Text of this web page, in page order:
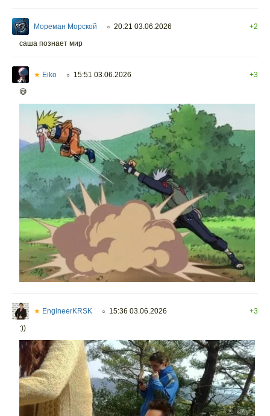
Мореман Морской ○ 20:21 03.06.2026
+2
саша познает мир
★ Eiko ○ 15:51 03.06.2026
+3
😅
★ EngineerKRSK ○ 15:36 03.06.2026
+3
:))